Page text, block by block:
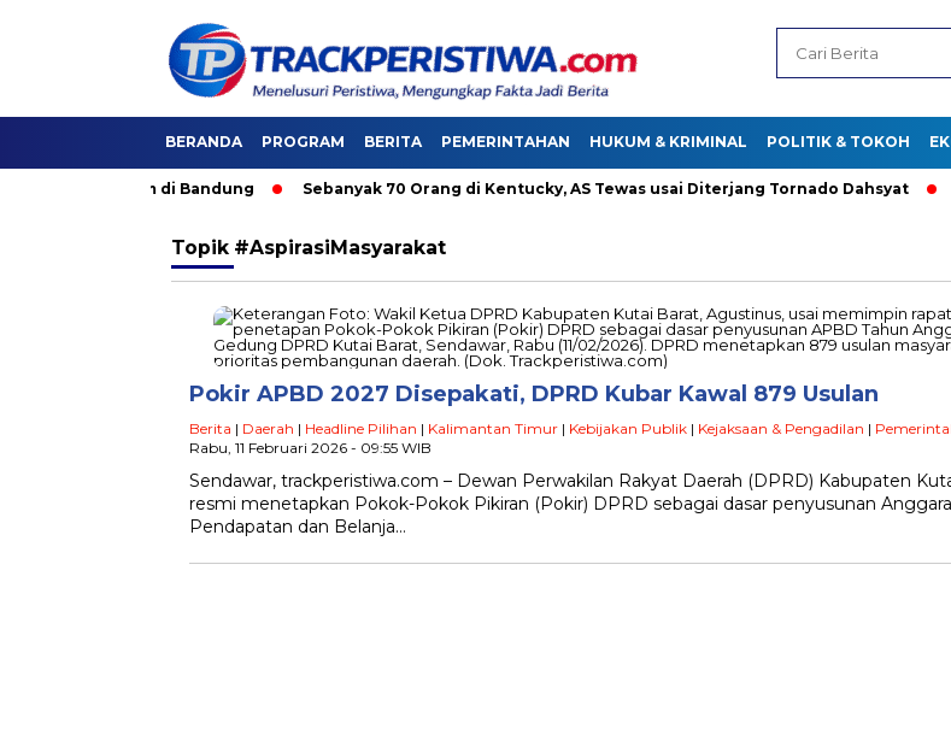
BERANDA PROGRAM BERITA PEMERINTAHAN HUKUM & KRIMINAL POLITIK & TOKOH
Umum di Bandung Sebanyak 70 Orang di Kentucky, AS Tewas usai Diterjang Tornado Dahsyat
Topik #AspirasiMasyarakat
Pokir APBD 2027 Disepakati, DPRD Kubar Kawal 879 Usulan
Berita | Daerah | Headline Pilihan | Kalimantan Timur | Kebijakan Publik | Kejaksaan & Pengadilan |
Rabu, 11 Februari 2026 - 09:55 WIB
Sendawar, trackperistiwa.com – Dewan Perwakilan Rakyat Daerah (DPRD) Kabupaten
resmi menetapkan Pokok-Pokok Pikiran (Pokir) DPRD sebagai dasar penyusunan
Pendapatan dan Belanja…